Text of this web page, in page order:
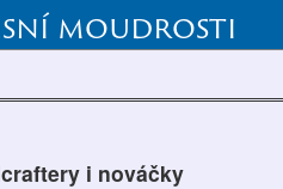
moudrosti
i nováčky